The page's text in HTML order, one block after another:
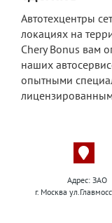
Автотехцентры
локациях на
Chery Bonus вам
наших
опытными
Адрес: ЗАО
г. Москва